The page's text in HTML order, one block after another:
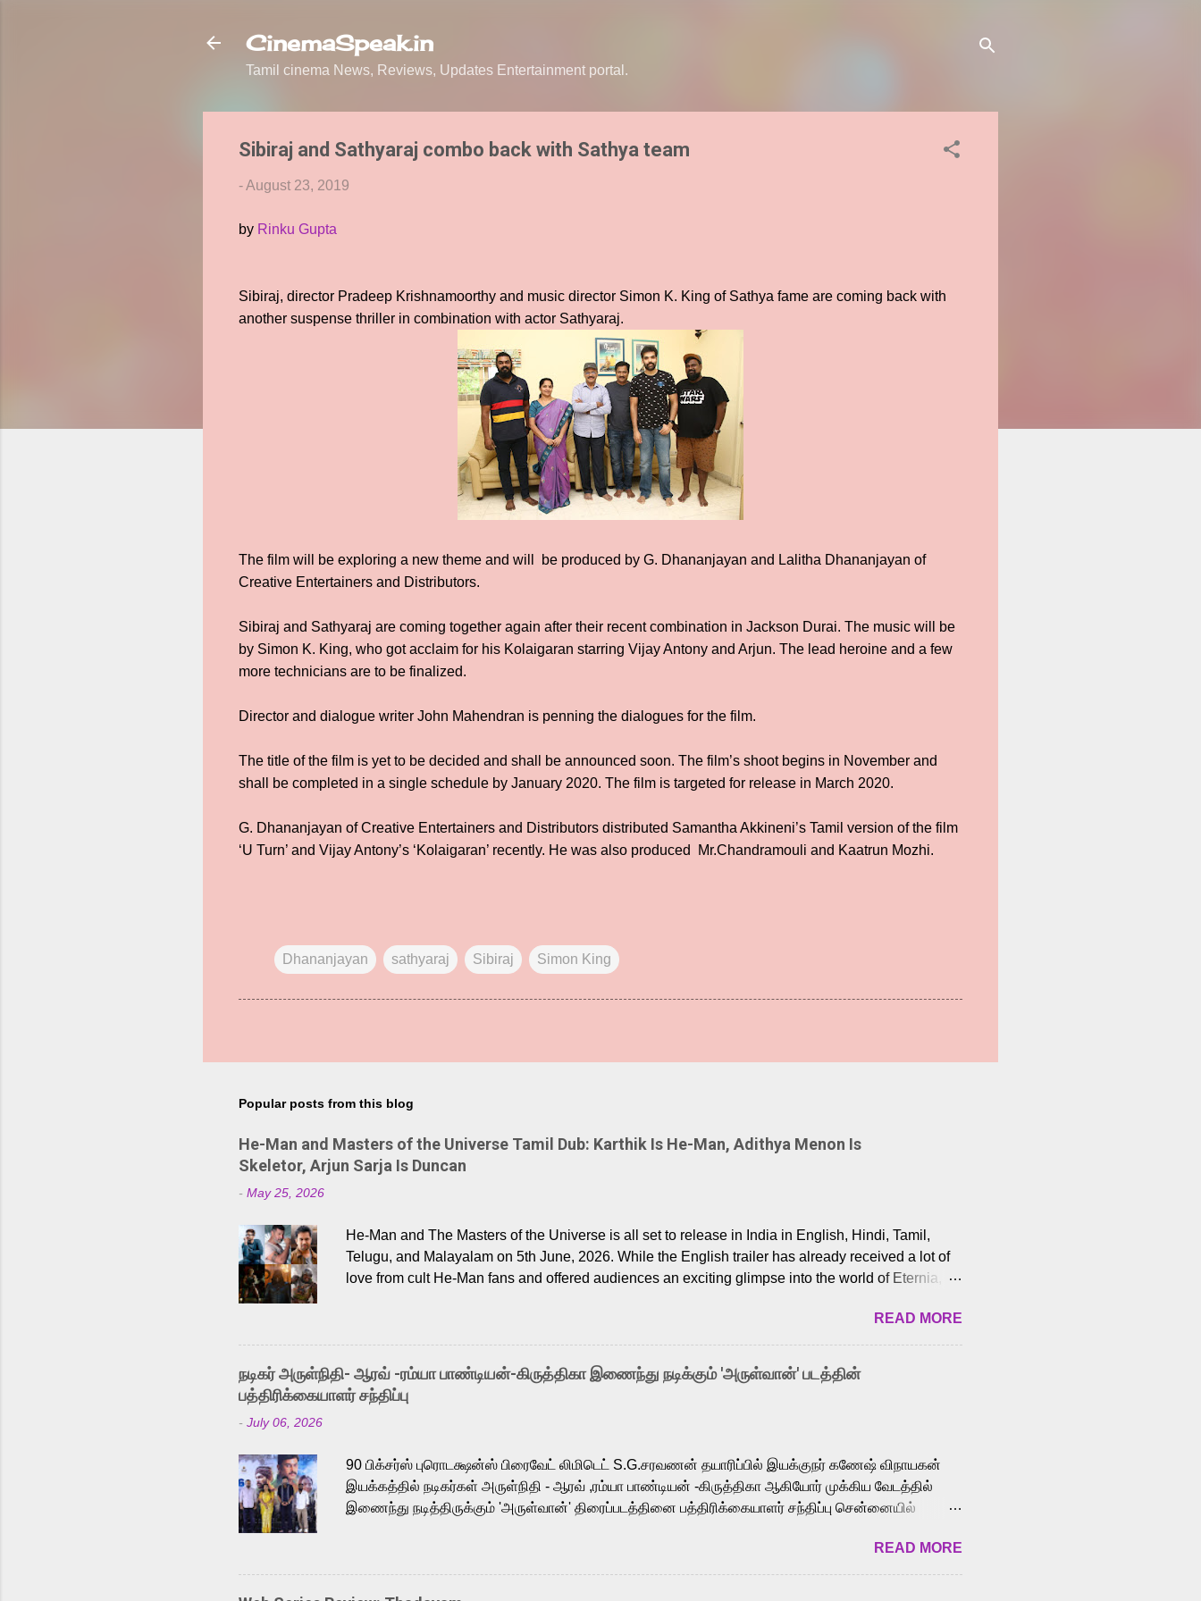
CinemaSpeak.in
Tamil cinema News, Reviews, Updates Entertainment portal.
Sibiraj and Sathyaraj combo back with Sathya team
-August 23, 2019
by Rinku Gupta
Sibiraj, director Pradeep Krishnamoorthy and music director Simon K. King of Sathya fame are coming back with
another suspense thriller in combination with actor Sathyaraj.
The film will be exploring a new theme and will be produced by G. Dhananjayan and Lalitha Dhananjayan of
Creative Entertainers and Distributors.
Sibiraj and Sathyaraj are coming together again after their recent combination in Jackson Durai. The music will be
by Simon K. King, who got acclaim for his Kolaigaran starring Vijay Antony and Arjun. The lead heroine and a few
more technicians are to be finalized.
Director and dialogue writer John Mahendran is penning the dialogues for the film.
The title of the film is yet to be decided and shall be announced soon. The film’s shoot begins in November and
shall be completed in a single schedule by January 2020. The film is targeted for release in March 2020.
G. Dhananjayan of Creative Entertainers and Distributors distributed Samantha Akkineni’s Tamil version of the film
‘U Turn’ and Vijay Antony’s ‘Kolaigaran’ recently. He was also produced Mr.Chandramouli and Kaatrun Mozhi.
Dhananjayan sathyaraj Sibiraj Simon King
Popular posts from this blog
He-Man and Masters of the Universe Tamil Dub: Karthik Is He-Man, Adithya Menon Is
Skeletor, Arjun Sarja Is Duncan
- May 25, 2026
He-Man and The Masters of the Universe is all set to release in India in English, Hindi, Tamil,
Telugu, and Malayalam on 5th June, 2026. While the English trailer has already received a lot of
love from cult He-Man fans and offered audiences an exciting glimpse into the world of Eternia,
Adding to the growing buzz is the film’s powerful Tamil voice cast led by celebrated playback
singer Karthik, who lends his voice to the iconic superhero He-Man. Known for memorable songs
like “Behene De” from Raavan, “Oru Maalai” from Ghajini, and “Mun Andhi” from 7 Aum Arivu,
Karthik is loved for his versatile voice and strong command over multiple languages, making him
a strong fit for the legendary character. Adithya Menon, known for portraying memorable
READ MORE
நடிகர் அருள்நிதி- ஆரவ் -ரம்யா பாண்டியன்-கிருத்திகா இணைந்து நடிக்கும் 'அருள்வான்' படத்தின்
பத்திரிக்கையாளர் சந்திப்பு
- July 06, 2026
90 பிக்சர்ஸ் புரொடக்ஷன்ஸ் பிரைவேட் லிமிடெட் S.G.சரவணன் தயாரிப்பில் இயக்குநர் கணேஷ் விநாயகன்
இயக்கத்தில் நடிகர்கள் அருள்நிதி - ஆரவ் ,ரம்யா பாண்டியன் -கிருத்திகா ஆகியோர் முக்கிய வேடத்தில்
இணைந்து நடித்திருக்கும் 'அருள்வான்' திரைப்படத்தினை பத்திரிக்கையாளர் சந்திப்பு சென்னையில்
அருள்நிதி, ஆரவ், காளி வெங்கட், ரம்யா பாண்டியன், வி டி வி கணேஷ் , ஜான் விஜய், பேபி கிருத்திகா,
'பருத்திவீரன்' சரவணன், ஹரிஷ் உத்தமன் உள்ளிட்ட பலர் நடித்திருக்கிறார்கள். எம். சுகுமார் ஒளிப்பதிவு
செய்திருக்கும் இந்த திரைப்படத்திற்கு ஜீ. வி. பிரகாஷ் குமார் இசையமைத்திருக்கிறார். லால்குடி
READ MORE